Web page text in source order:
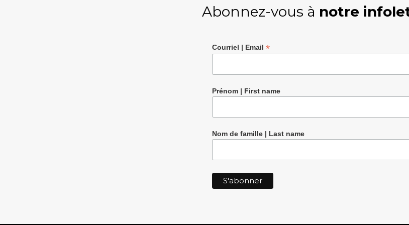
Abonnez-vous à notre
Courriel | Email *
Prénom | First name
Nom de famille | Last name